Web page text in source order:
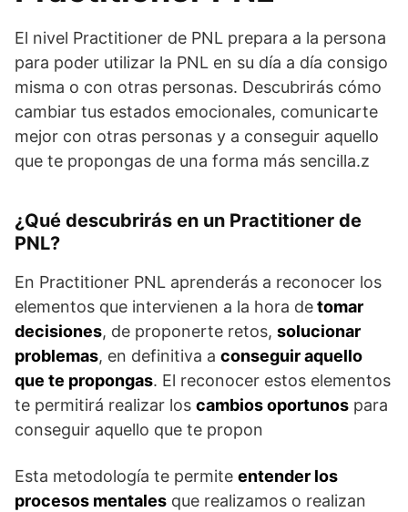
El nivel Practitioner de PNL prepara a la persona
para poder utilizar la PNL en su día a día consigo
misma o con otras personas. Descubrirás cómo
cambiar tus estados emocionales, comunicarte
mejor con otras personas y a conseguir aquello
que te propongas de una forma más sencilla.z
¿Qué descubrirás en un Practitioner de
PNL?
En Practitioner PNL aprenderás a reconocer los
elementos que intervienen a la hora detomar
decisiones, de proponerte retos, solucionar
problemas, en definitiva a conseguir aquello
que te propongas. El reconocer estos elementos
te permitirá realizar los cambios oportunos para
conseguir aquello que te propon
Esta metodología te permite entender los
procesos mentales que realizamos o realizan